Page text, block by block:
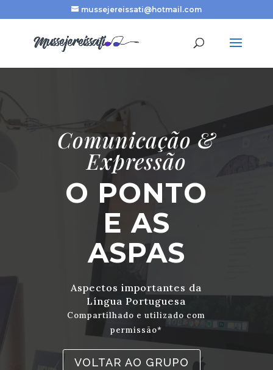
mussejereissati@hotmail.com
Comunicação &
Expressão
O PONTO
E AS
ASPAS
Aspectos importantes da
Língua Portuguesa
Compartilhado e utilizado com
permissão*
VOLTAR AO GRUPO